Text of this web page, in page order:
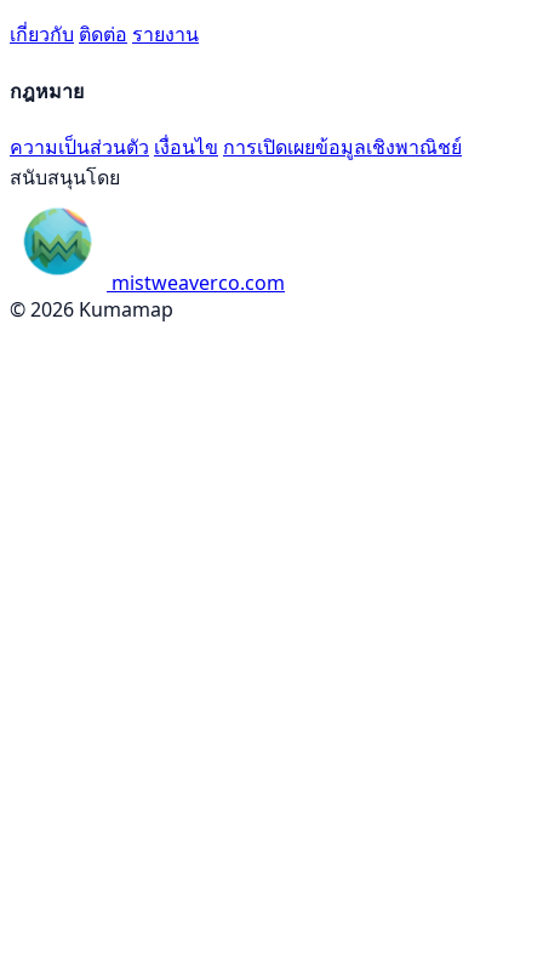
เกี่ยวกับ ติดต่อ รายงาน
กฎหมาย
ความเป็นส่วนตัว เงื่อนไข การเปิดเผยข้อมูลเชิงพาณิชย์
สนับสนุนโดย
mistweaverco.com
© 2026 Kumamap